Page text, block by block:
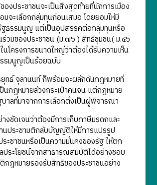
งประชาชนจะเป็นสิ่งสุดท้ายที่นักการเมือง
จะเลือกกลุ่มทุนก่อนเสมอ โดยยอมให้มี
ธรรมนูญ แต่เป็นอุปสรรคต่อกลุ่มทุนหรือ
วมของประชาชน (ม.๗๖ ) สิทธิชุมชน( ม.๔๖
โครงการขนาดใหญ่ว่าต้องได้รับความเห็น
รมนูญเป็นร้อยฉบับ
ทธ์ จุลานนท์ ก็พร้อมจะผลักดันกฎหมายที่
กฎหมายล้วงกระเป๋าคนจน แต่กฎหมาย
าลที่มาจากการเลือกตั้งเป็นผู้พิจารณา
ชัดเจนว่าต้องมีการเก็บภาษีมรดกและ
นประชามติกลับบัญญัติให้มีการแปรรูป
ชาชนหรือเป็นความมั่นคงของรัฐ ให้ตก
ประโยชน์จากสาธารณสมบัติได้อย่างชอบ
ฎหมายรองรับสิทธิของประชาชนอย่าง